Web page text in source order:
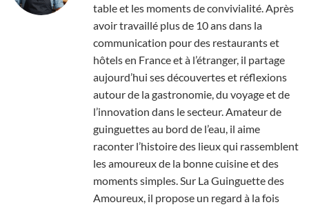
table et les moments de convivialité. Après
avoir travaillé plus de 10 ans dans la
communication pour des restaurants et
hôtels en France et à l’étranger, il partage
aujourd’hui ses découvertes et réflexions
autour de la gastronomie, du voyage et de
l’innovation dans le secteur. Amateur de
guinguettes au bord de l’eau, il aime
raconter l’histoire des lieux qui rassemblent
les amoureux de la bonne cuisine et des
moments simples. Sur La Guinguette des
Amoureux, il propose un regard à la fois